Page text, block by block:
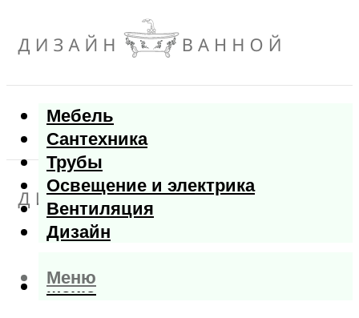
Мебель
Сантехника
Трубы
Освещение и электрика
Вентиляция
Дизайн
Меню
Меню